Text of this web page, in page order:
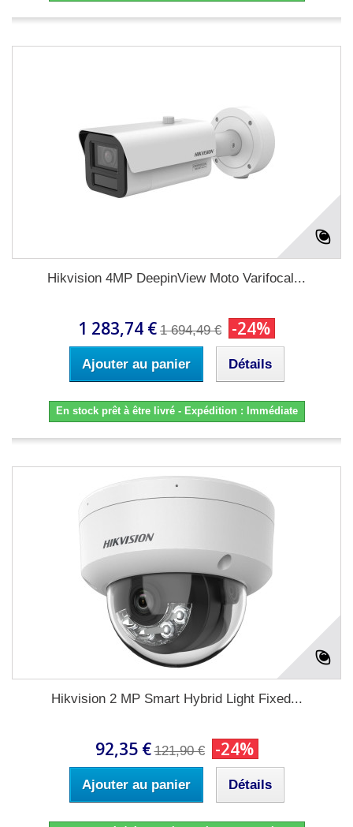
Hikvision 4MP DeepinView Moto Varifocal...
1 283,74 € 1 694,49 € -24%
Ajouter au panier Détails
En stock prêt à être livré - Expédition : Immédiate
Hikvision 2 MP Smart Hybrid Light Fixed...
92,35 € 121,90 € -24%
Ajouter au panier Détails